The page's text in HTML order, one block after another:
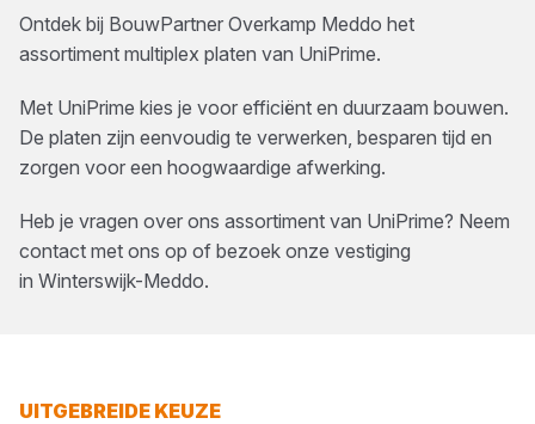
Ontdek bij BouwPartner Overkamp Meddo het
assortiment multiplex platen van UniPrime.
Met UniPrime kies je voor efficiënt en duurzaam bouwen.
De platen zijn eenvoudig te verwerken, besparen tijd en
zorgen voor een hoogwaardige afwerking.
Heb je vragen over ons assortiment van UniPrime? Neem
contact met ons op of bezoek onze vestiging
in Winterswijk-Meddo.
UITGEBREIDE KEUZE